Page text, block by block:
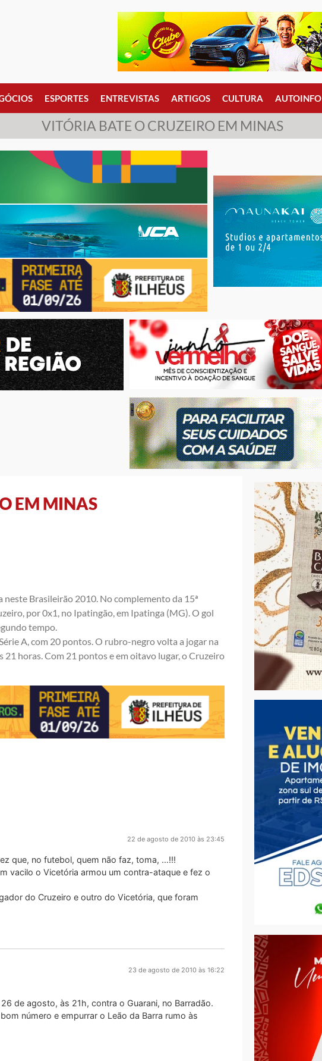
ESPORTES ENTREVISTAS ARTIGOS CULTURA AUTOINFO
VITÓRIA BATE O CRUZEIRO EM MINAS
EM MINAS
Brasileirão 2010. No complemento da 15ª
por 0x1, no Ipatingão, em Ipatinga (MG). O gol
tempo.
A, com 20 pontos. O rubro-negro volta a jogar na
horas. Com 21 pontos e em oitavo lugar, o Cruzeiro
22 de agosto de 2010 às 23:45
que, no futebol, quem não faz, toma, …!!!
vacilo o Vicetória armou um contra-ataque e fez o
do Cruzeiro e outro do Vicetória, que foram
23 de agosto de 2010 às 16:22
de agosto, às 21h, contra o Guarani, no Barradão.
número e empurrar o Leão da Barra rumo às